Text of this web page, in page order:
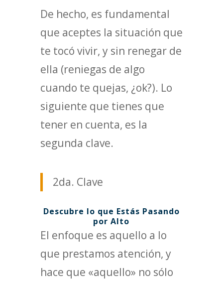
De hecho, es fundamental
que aceptes la situación que
te tocó vivir, y sin renegar de
ella (reniegas de algo
cuando te quejas, ¿ok?). Lo
siguiente que tienes que
tener en cuenta, es la
segunda clave.
2da. Clave
Descubre lo que Estás Pasando
por Alto
El enfoque es aquello a lo
que prestamos atención, y
hace que «aquello» no sólo